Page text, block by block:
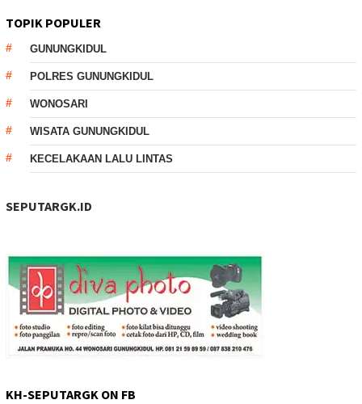
TOPIK POPULER
GUNUNGKIDUL
POLRES GUNUNGKIDUL
WONOSARI
WISATA GUNUNGKIDUL
KECELAKAAN LALU LINTAS
SEPUTARGK.ID
KH-SEPUTARGK ON FB